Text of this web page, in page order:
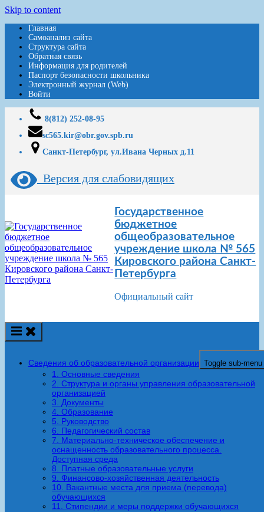
Skip to content
Главная
Самоанализ сайта
Структура сайта
Обратная связь
Информация для родителей
Паспорт безопасности школьника
Электронный журнал (Web)
Войти
8(812) 252-08-95
sc565.kir@obr.gov.spb.ru
Санкт-Петербург, ул.Ивана Черных д.11
Версия для слабовидящих
Государственное
бюджетное
общеобразовательное
учреждение школа № 565
Кировского района Санкт-
Петербурга
Официальный сайт
Сведения об образовательной организации Toggle sub-menu
1. Основные сведения
2. Структура и органы управления образовательной
организацией
3. Документы
4. Образование
5. Руководство
6. Педагогический состав
7. Материально-техническое обеспечение и
оснащенность образовательного процесса.
Доступная среда
8. Платные образовательные услуги
9. Финансово-хозяйственная деятельность
10. Вакантные места для приема (перевода)
обучающихся
11. Стипендии и меры поддержки обучающихся